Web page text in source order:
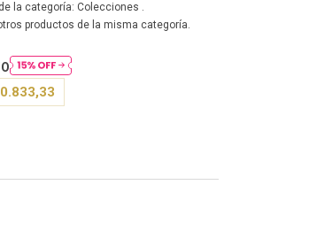
la categoría: Colecciones .
productos de la misma categoría.